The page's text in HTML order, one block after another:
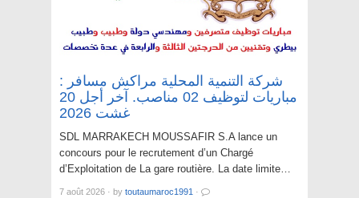
شركة التنمية المحلية مراكش مسافر :
مباريات لتوظيف 02 مناصب. آخر أجل 20
غشت 2026
SDL MARRAKECH MOUSSAFIR S.A lance un
concours pour le recrutement d’un Chargé
d’Exploitation de La gare routière. La date limite…
7 août 2026 · by toutaumaroc1991 ·